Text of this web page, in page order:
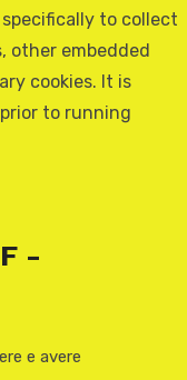
to collect
other embedded
cookies. It is
to running
-
e avere